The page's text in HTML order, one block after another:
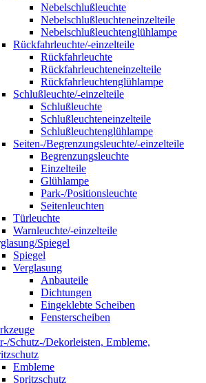
Nebelschlußleuchte
Nebelschlußleuchteneinzelteile
Nebelschlußleuchtenglühlampe
Rückfahrleuchte/-einzelteile
Rückfahrleuchte
Rückfahrleuchteneinzelteile
Rückfahrleuchtenglühlampe
Schlußleuchte/-einzelteile
Schlußleuchte
Schlußleuchteneinzelteile
Schlußleuchtenglühlampe
Seiten-/Begrenzungsleuchte/-einzelteile
Begrenzungsleuchte
Einzelteile
Glühlampe
Park-/Positionsleuchte
Seitenleuchten
Türleuchte
Warnleuchte/-einzelteile
Spiegel
Spiegel
Verglasung
Anbauteile
Dichtungen
Eingeklebte Scheiben
Fensterscheiben
Schutz-/Dekorleisten, Embleme,
Embleme
Spritzschutz